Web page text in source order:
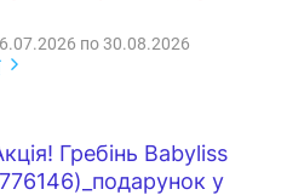
по 30.08.2026
Гребінь Babyliss
у